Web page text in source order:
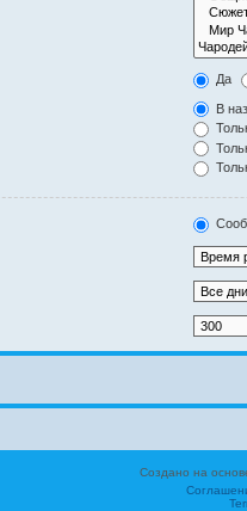
Да
В
Создано на